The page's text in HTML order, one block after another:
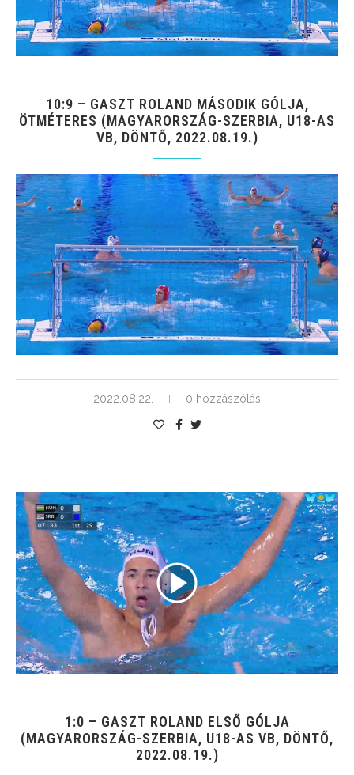
10:9 – GASZT ROLAND MÁSODIK GÓLJA,
ÖTMÉTERES (MAGYARORSZÁG-SZERBIA, U18-AS
VB, DÖNTŐ, 2022.08.19.)
2022.08.22. 0 hozzászólás
1:0 – GASZT ROLAND ELSŐ GÓLJA
(MAGYARORSZÁG-SZERBIA, U18-AS VB, DÖNTŐ,
2022.08.19.)